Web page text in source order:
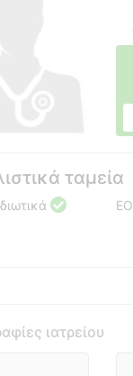
ταμεία
ιατρείου